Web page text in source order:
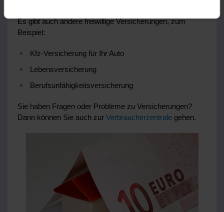
Es gibt auch andere freiwillige Versicherungen, zum
Beispiel:
Kfz-Versicherung für Ihr Auto
Lebensversicherung
Berufsunfähigkeitsversicherung
Sie haben Fragen oder Probleme zu Versicherungen?
Dann können Sie auch zurVerbraucherzentrale gehen.